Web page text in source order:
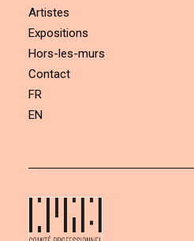
Artistes
Expositions
Hors-les-murs
Contact
FR
EN